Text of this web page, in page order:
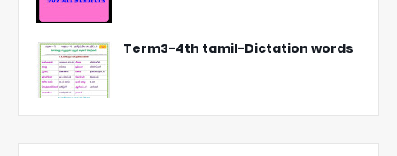
Term3-4th tamil-Dictation words